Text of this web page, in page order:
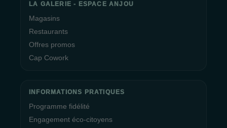
LA GALERIE - ESPACE ANJOU
Magasins
Restaurants
Offres promos
Cap Cowork
INFORMATIONS PRATIQUES
Programme fidélité
Engagement éco-citoyens